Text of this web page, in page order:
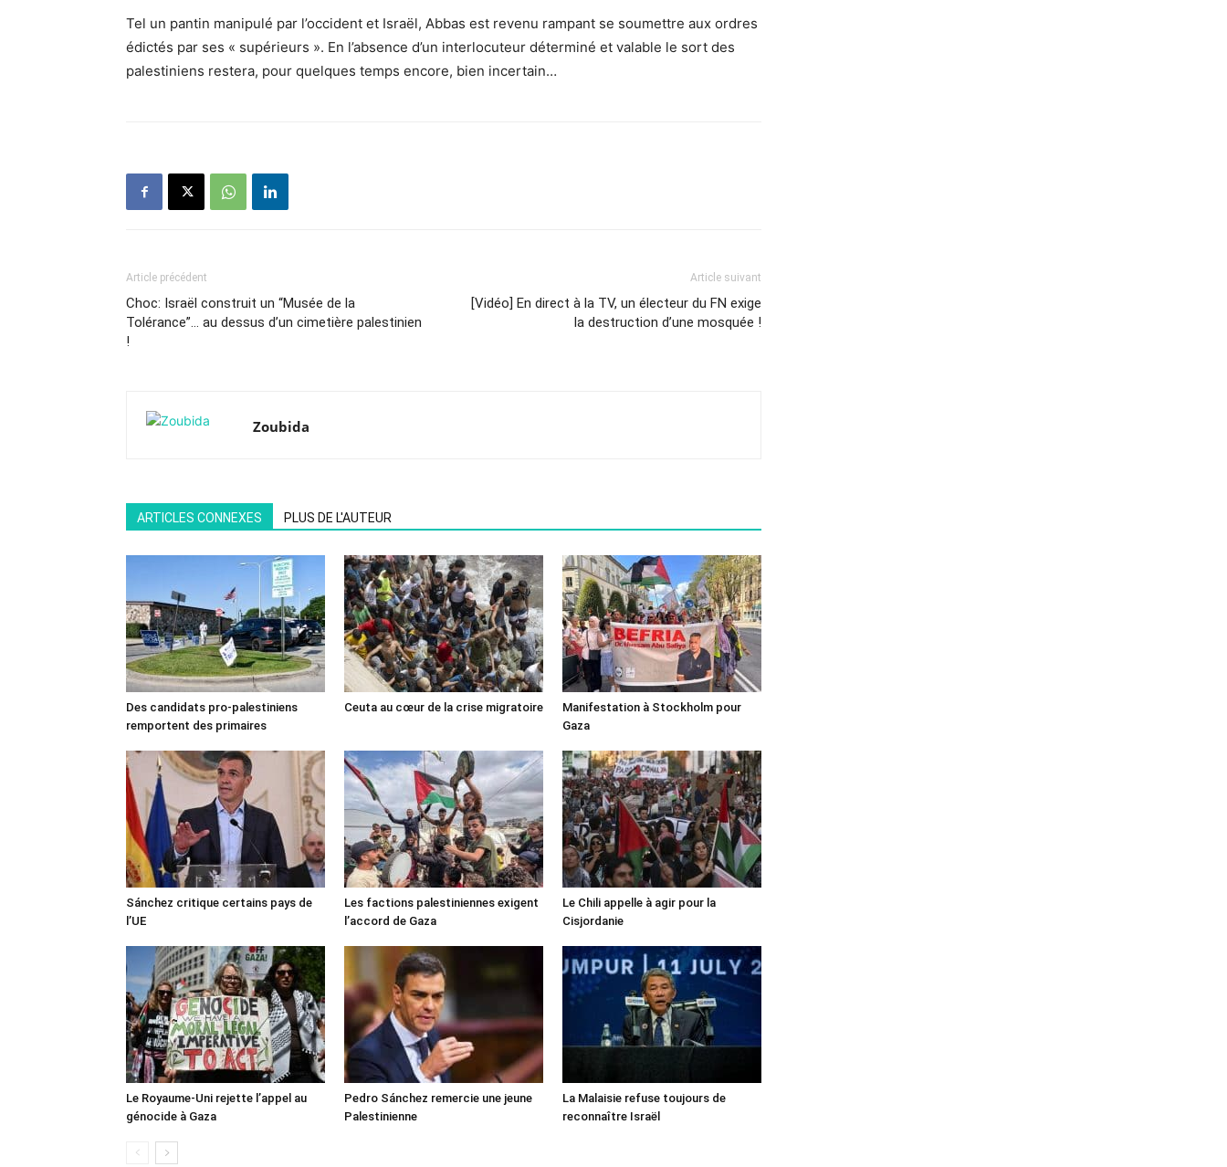
Tel un pantin manipulé par l’occident et Israël, Abbas est revenu rampant se soumettre aux ordres
édictés par ses « supérieurs ». En l’absence d’un interlocuteur déterminé et valable le sort des
palestiniens restera, pour quelques temps encore, bien incertain…
Article précédent
Choc: Israël construit un “Musée de la
Tolérance”… au dessus d’un cimetière palestinien
!
Article suivant
[Vidéo] En direct à la TV, un électeur du FN exige
la destruction d’une mosquée !
Zoubida
ARTICLES CONNEXES PLUS DE L'AUTEUR
Des candidats pro-palestiniens
remportent des primaires
Ceuta au cœur de la crise migratoire
Manifestation à Stockholm pour
Gaza
Sánchez critique certains pays de
l’UE
Les factions palestiniennes exigent
l’accord de Gaza
Le Chili appelle à agir pour la
Cisjordanie
Le Royaume-Uni rejette l’appel au
génocide à Gaza
Pedro Sánchez remercie une jeune
Palestinienne
La Malaisie refuse toujours de
reconnaître Israël